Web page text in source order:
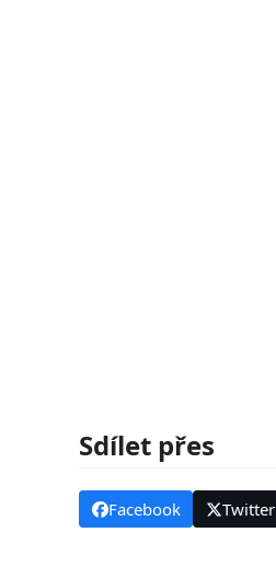
Sdílet přes
Facebook Twitter